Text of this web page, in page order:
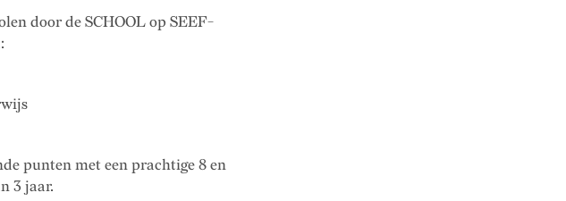
door de SCHOOL op SEEF-
punten met een prachtige 8 en
3 jaar.